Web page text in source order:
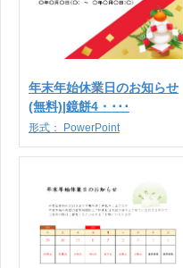
年末年始休業日のお知らせ
(無料)|鏡餅4・･･･
形式： PowerPoint